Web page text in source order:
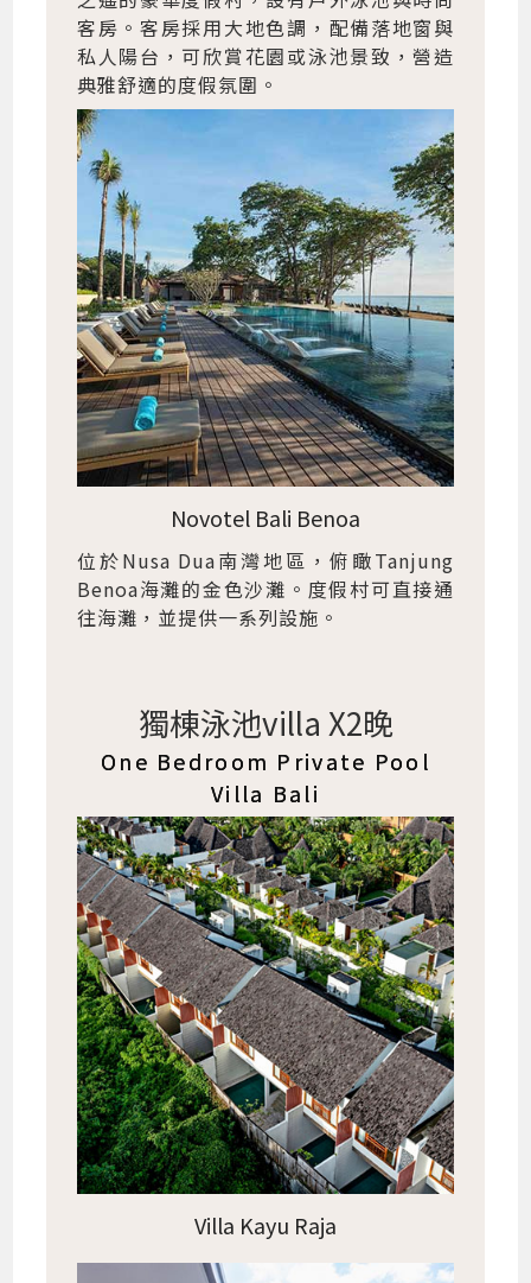
客房。客房採用大地色調，配備落地窗與
私人陽台，可欣賞花園或泳池景致，營造
典雅舒適的度假氛圍。
Novotel Bali Benoa
位於Nusa Dua南灣地區，俯瞰Tanjung
Benoa海灘的金色沙灘。度假村可直接通
往海灘，並提供一系列設施。
獨棟泳池villa X2晚
One Bedroom Private Pool
Villa Bali
Villa Kayu Raja